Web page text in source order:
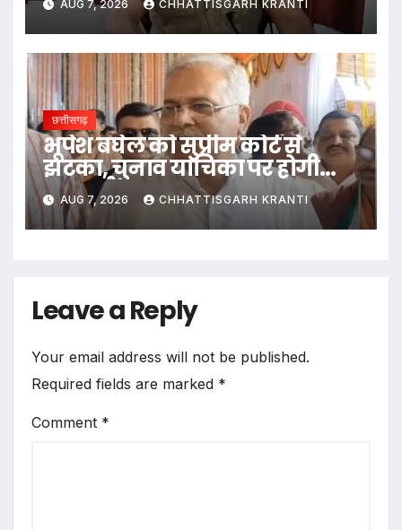
AUG 7, 2026 CHHATTISGARH KRANTI
छत्तीसगढ़
भूपेश बघेल को सुप्रीम कोर्ट से
झटका, चुनाव याचिका पर होगी
सुनवाई
AUG 7, 2026 CHHATTISGARH KRANTI
Leave a Reply
Your email address will not be published.
Required fields are marked *
Comment *